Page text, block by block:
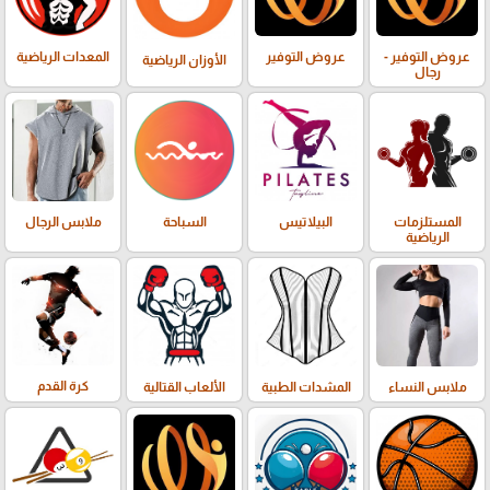
عروض التوفير -
رجال
عروض التوفير الأوزان الرياضية المعدات الرياضية
المستلزمات
الرياضية
البيلاتيس السباحة ملابس الرجال
ملابس النساء المشدات الطبية الألعاب القتالية كرة القدم